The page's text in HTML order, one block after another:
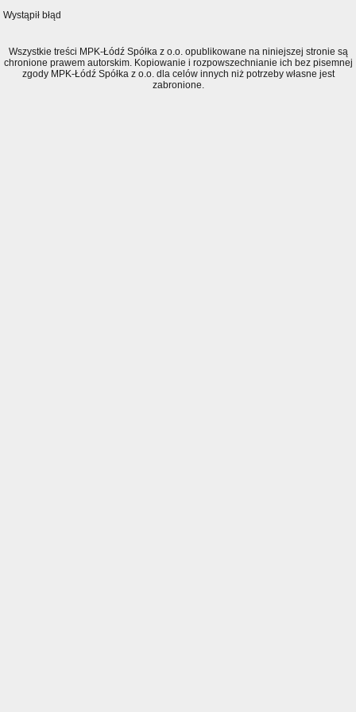
Wystąpił błąd
Wszystkie treści MPK-Łódź Spółka z o.o. opublikowane na niniejszej stronie są
chronione prawem autorskim. Kopiowanie i rozpowszechnianie ich bez pisemnej
zgody MPK-Łódź Spółka z o.o. dla celów innych niż potrzeby własne jest
zabronione.